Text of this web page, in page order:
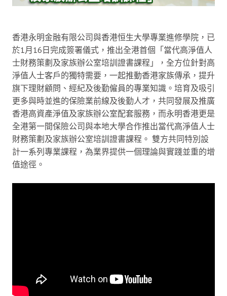
香港永明金融有限公司與香港恒生大學專業進修學院，已
於1月16日完成簽署儀式，推出全港首個「當代高淨值人
士財務策劃及家族辦公室培訓證書課程」，全方位針對高
淨值人士客戶的獨特需要，一起推動香港家族傳承，提升
旗下理財顧問、經紀及後勤僱員的專業知識。培育及吸引
更多與時並進的保險業前線及後勤人才，共同發展及推廣
香港高資產淨值及家族辦公室配套服務，而永明香港更是
全港第一間保險公司與本地大學合作推出當代高淨值人士
財務策劃及家族辦公室培訓證書課程。 雙方共同特別設
計一系列專業課程，為業界提供一個理論與實踐並重的增
值途徑。